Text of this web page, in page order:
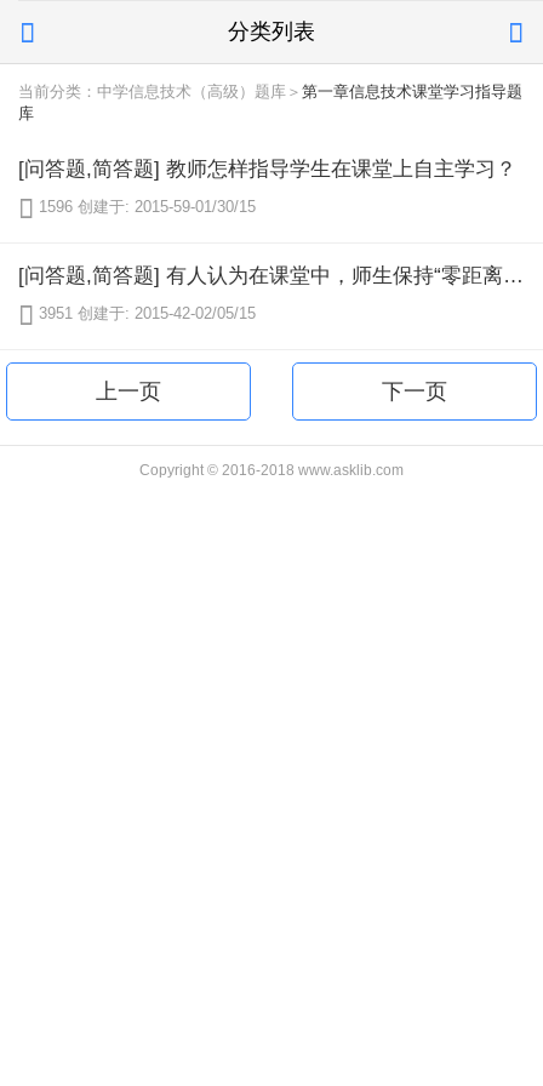
 分类列表 
当前分类：中学信息技术（高级）题库＞ 第一章信息技术课堂学习指导题
库
[问答题,简答题] 教师怎样指导学生在课堂上自主学习？
 1596 创建于: 2015-59-01/30/15
[问答题,简答题] 有人认为在课堂中，师生保持“零距离接触”，学生回答教师的问题，做教师要求做的事，只要有这种共同活动就是师生互动。问题：你认为这种说法对吗？为什么？
 3951 创建于: 2015-42-02/05/15
上一页 下一页
Copyright © 2016-2018 www.asklib.com